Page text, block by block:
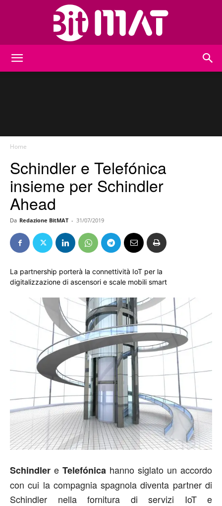
Home
Schindler e Telefónica
insieme per Schindler
Ahead
Da Redazione BitMAT - 31/07/2019
La partnership porterà la connettività IoT per la
digitalizzazione di ascensori e scale mobili smart
Schindler e Telefónica hanno siglato un accordo
con cui la compagnia spagnola diventa partner di
Schindler nella fornitura di servizi IoT e